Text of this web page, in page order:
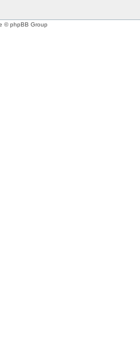
© phpBB Group